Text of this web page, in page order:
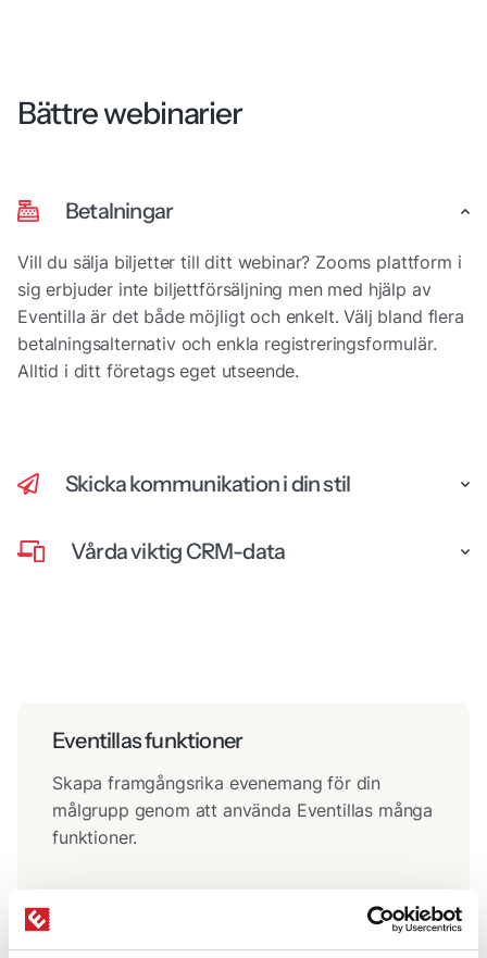
Bättre webinarier
Betalningar
Vill du sälja biljetter till ditt webinar? Zooms plattform i
sig erbjuder inte biljettförsäljning men med hjälp av
Eventilla är det både möjligt och enkelt. Välj bland flera
betalningsalternativ och enkla registreringsformulär.
Alltid i ditt företags eget utseende.
Skicka kommunikation i din stil
Vårda viktig CRM-data
Eventillas funktioner
Skapa framgångsrika evenemang för din
målgrupp genom att använda Eventillas många
funktioner.
Läs mer